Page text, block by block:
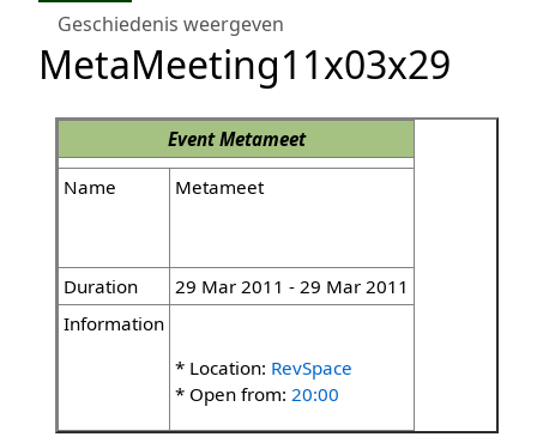
Geschiedenis weergeven
MetaMeeting11x03x29
EventMetameet
Name
Metameet
Duration
29 Mar 2011 - 29 Mar 2011
Information
* Location: RevSpace
* Open from: 20:00